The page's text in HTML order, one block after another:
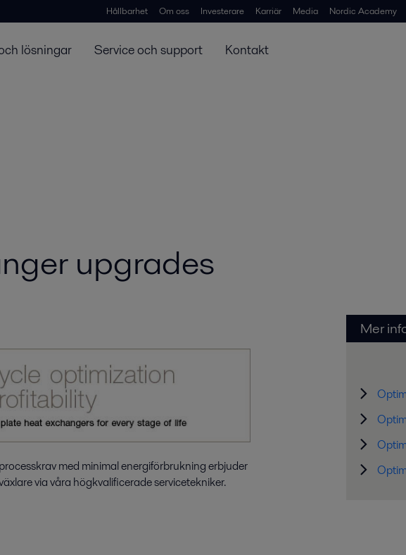
Hållbarhet Om oss Investerare Karriär Media Nordic Academy
lösningar Service och support Kontakt
upgrades
med minimal energiförbrukning erbjuder
via våra högkvalificerade servicetekniker.
Mer